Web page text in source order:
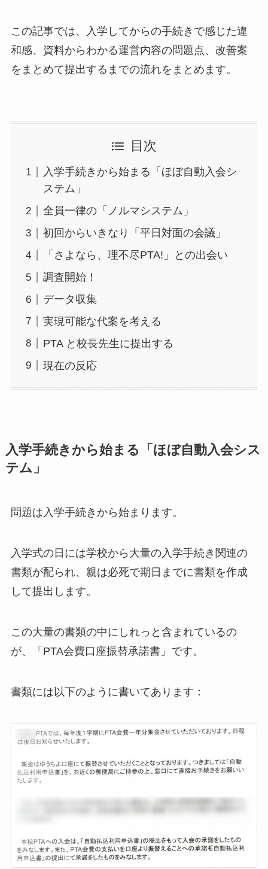
この記事では、入学してからの手続きで感じた違
和感、資料からわかる運営内容の問題点、改善案
をまとめて提出するまでの流れをまとめます。
目次
入学手続きから始まる「ほぼ自動入会シ
ステム」
全員一律の「ノルマシステム」
初回からいきなり「平日対面の会議」
「さよなら、理不尽PTA!」との出会い
調査開始！
データ収集
実現可能な代案を考える
PTA と校長先生に提出する
現在の反応
入学手続きから始まる「ほぼ自動入会シス
テム」
問題は入学手続きから始まります。
入学式の日には学校から大量の入学手続き関連の
書類が配られ、親は必死で期日までに書類を作成
して提出します。
この大量の書類の中にしれっと含まれているの
が、「PTA会費口座振替承諾書」です。
書類には以下のように書いてあります：